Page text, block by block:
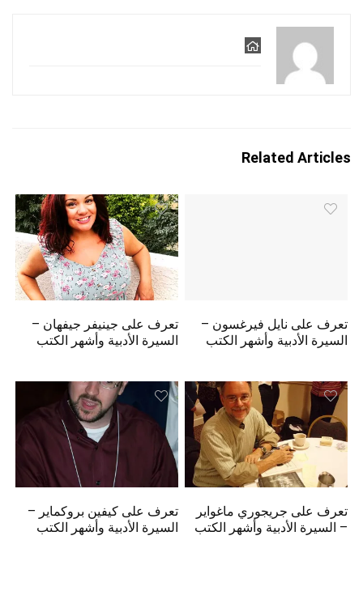
Related Articles
تعرف على نايل فيرغسون –
السيرة الأدبية وأشهر الكتب
تعرف على جينيفر جيفهان –
السيرة الأدبية وأشهر الكتب
تعرف على جريجوري ماغواير
– السيرة الأدبية وأشهر الكتب
تعرف على كيفين بروكماير –
السيرة الأدبية وأشهر الكتب